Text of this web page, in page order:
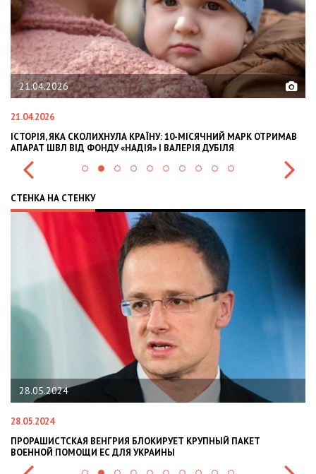
21.04.2026
21.04.2026
ІСТОРІЯ, ЯКА СКОЛИХНУЛА КРАЇНУ: 10-МІСЯЧНИЙ МАРК ОТРИМАВ
АПАРАТ ШВЛ ВІД ФОНДУ «НАДІЯ» І ВАЛЕРІЯ ДУБІЛЯ
СТЕНКА НА СТЕНКУ
28.05.2024
28.05.2024
ПРОРАШИСТСКАЯ ВЕНГРИЯ БЛОКИРУЕТ КРУПНЫЙ ПАКЕТ
ВОЕННОЙ ПОМОЩИ ЕС ДЛЯ УКРАИНЫ